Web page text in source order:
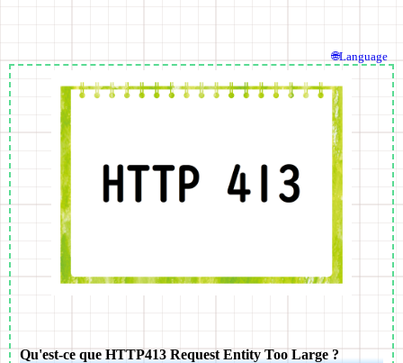
Qu'est-ce que HTTP413 Request Entity Too Large ?
🌐Language